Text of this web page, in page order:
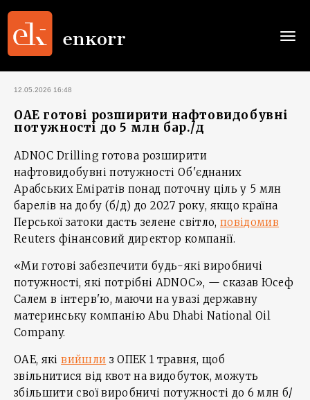
12.05.2026 16:48
ОАЕ готові розширити нафтовидобувні
потужності до 5 млн бар./д
ADNOC Drilling готова розширити
нафтовидобувні потужності Об'єднаних
Арабських Еміратів понад поточну ціль у 5 млн
барелів на добу (б/д) до 2027 року, якщо країна
Перської затоки дасть зелене світло, повідомив
Reuters фінансовий директор компанії.
«Ми готові забезпечити будь-які виробничі
потужності, які потрібні ADNOC», — сказав Юсеф
Салем в інтерв'ю, маючи на увазі державну
материнську компанію Abu Dhabi National Oil
Company.
ОАЕ, яківийшли з ОПЕК 1 травня, щоб
звільнитися від квот на видобуток, можуть
збільшити свої виробничі потужності до 6 млн б/